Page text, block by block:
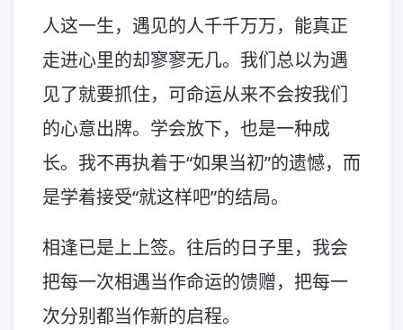
人这一生，遇见的人千千万万，能真正
走进心里的却寥寥无几。我们总以为遇
见了就要抓住，可命运从来不会按我们
的心意出牌。学会放下，也是一种成
长。我不再执着于“如果当初”的遗憾，而
是学着接受“就这样吧”的结局。
相逢已是上上签。往后的日子里，我会
把每一次相遇当作命运的馈赠，把每一
次分别都当作新的启程。